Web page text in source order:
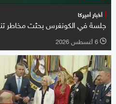
أخبار أميركا
جلسة في الكونغرس بحثت مخاطر
l 6 أغسطس 2026